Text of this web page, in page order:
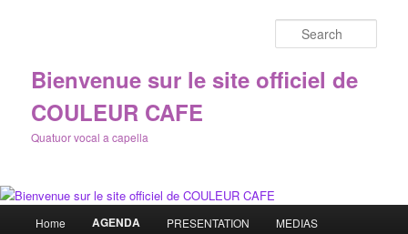
Bienvenue sur le site officiel de
COULEUR CAFE
Quatuor vocal a capella
Skip
Home AGENDA PRESENTATION MEDIAS